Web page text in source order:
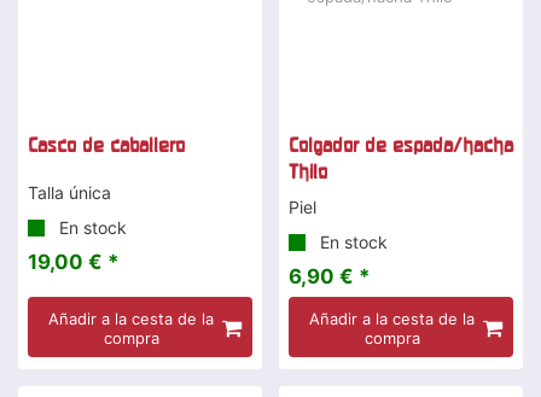
Casco de caballero
Talla única
En stock
19,00 € *
Añadir a la cesta de la
compra
Colgador de espada/hacha
Thilo
Piel
En stock
6,90 € *
Añadir a la cesta de la
compra